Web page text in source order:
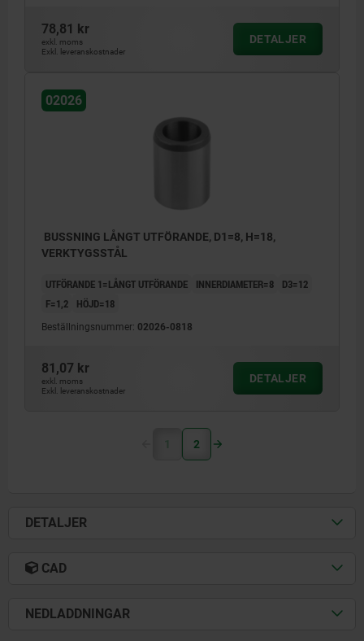
78,81 kr
exkl. moms
Exkl. leveranskostnader
DETALJER
02026
BUSSNING LÅNGT UTFÖRANDE, D1=8, H=18,
VERKTYGSSTÅL
UTFÖRANDE 1=LÅNGT UTFÖRANDE INNERDIAMETER=8
D3=12
F=1,2
HÖJD=18
Beställningsnummer: 02026-0818
81,07 kr
exkl. moms
Exkl. leveranskostnader
DETALJER
1 2
DETALJER
CAD
NEDLADDNINGAR